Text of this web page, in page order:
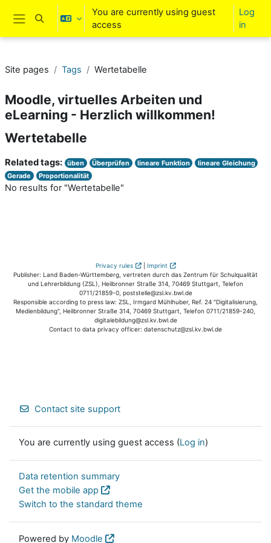
Skip to main content
Side panel
Toggle search input
You are currently using guest
access
Log
in
Site pages Tags Wertetabelle
Moodle, virtuelles Arbeiten und
eLearning - Herzlich willkommen!
Wertetabelle
Related tags: üben Überprüfen lineare Funktion
lineare Gleichung
Gerade
Proportionalität
No results for "Wertetabelle"
Privacy rules | Imprint
Publisher: Land Baden-Württemberg, vertreten durch das Zentrum für Schulqualität
und Lehrerbildung (ZSL), Heilbronner Straße 314, 70469 Stuttgart, Telefon
0711/21859-0, poststelle@zsl.kv.bwl.de
Responsible according to press law: ZSL, Irmgard Mühlhuber, Ref. 24 "Digitalisierung,
Medienbildung", Heilbronner Straße 314, 70469 Stuttgart, Telefon 0711/21859-240,
digitalebildung@zsl.kv.bwl.de
Contact to data privacy officer: datenschutz@zsl.kv.bwl.de
Contact site support
You are currently using guest access (Log in)
Data retention summary
Get the mobile app
Switch to the standard theme
Powered by Moodle